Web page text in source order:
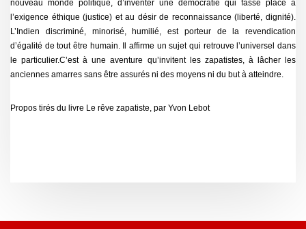
nouveau monde politique, d’inventer une démocratie qui fasse place à
l’exigence éthique (justice) et au désir de reconnaissance (liberté, dignité).
L’Indien discriminé, minorisé, humilié, est porteur de la revendication
d’égalité de tout être humain. Il affirme un sujet qui retrouve l’universel dans
le particulier.C’est à une aventure qu’invitent les zapatistes, à lâcher les
anciennes amarres sans être assurés ni des moyens ni du but à atteindre.
Propos tirés du livre Le rêve zapatiste, par Yvon Lebot